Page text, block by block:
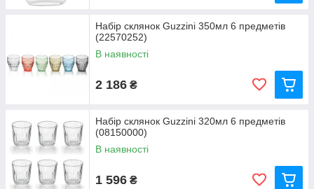
Набір склянок Guzzini 350мл 6 предметів
(22570252)
В наявності
2 186 ₴
Набір склянок Guzzini 320мл 6 предметів
(08150000)
В наявності
1 596 ₴